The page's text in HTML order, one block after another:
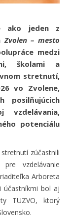
ako jeden z
Zvolen – mesto
medzi
školami a
stretnutí,
vo Zvolene,
posilňujúcich
vzdelávania,
potenciálu
zúčastnili
vzdelávanie
Arboreta
účastníkmi bol aj
TUZVO, ktorý